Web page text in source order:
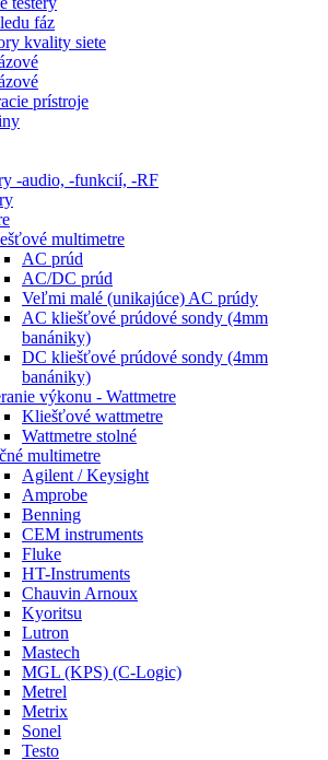
fáz
kvality siete
prístroje
-audio, -funkcií, -RF
multimetre
AC prúd
AC/DC prúd
Veľmi malé (unikajúce) AC prúdy
AC kliešťové prúdové sondy (4mm
banániky)
DC kliešťové prúdové sondy (4mm
banániky)
výkonu - Wattmetre
Kliešťové wattmetre
Wattmetre stolné
multimetre
Agilent / Keysight
Amprobe
Benning
CEM instruments
Fluke
HT-Instruments
Chauvin Arnoux
Kyoritsu
Lutron
Mastech
MGL (KPS) (C-Logic)
Metrel
Metrix
Sonel
Testo